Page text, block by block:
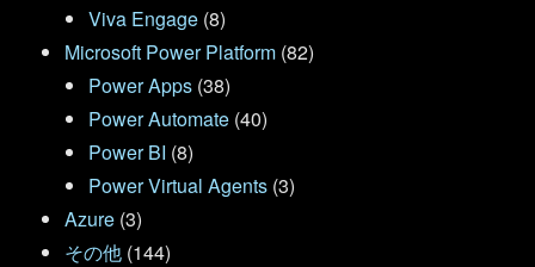
Viva Engage (8)
Microsoft Power Platform (82)
Power Apps (38)
Power Automate (40)
Power BI (8)
Power Virtual Agents (3)
Azure (3)
その他 (144)